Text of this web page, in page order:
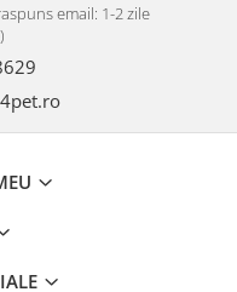
email: 1-2 zile